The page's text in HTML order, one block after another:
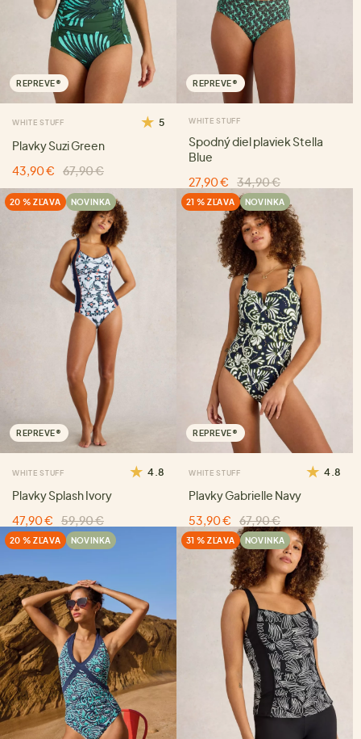
REPREVE®
WHITE STUFF 5
Plavky Suzi Green
43,90 €
67,90 €
REPREVE®
WHITE STUFF
Spodný diel plaviek Stella
Blue
27,90 €
34,90 €
20 % ZĽAVA NOVINKA
REPREVE®
WHITE STUFF 4.8
Plavky Splash Ivory
47,90 €
59,90 €
21 % ZĽAVA NOVINKA
REPREVE®
WHITE STUFF 4.8
Plavky Gabrielle Navy
53,90 €
67,90 €
20 % ZĽAVA NOVINKA 31 % ZĽAVA NOVINKA